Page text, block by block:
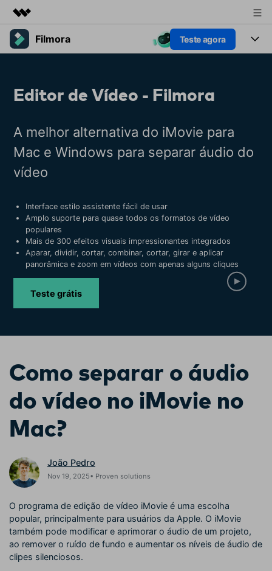
Produtos em destaque
Visão geral
Sobre nós
Sala de imprensa
Filmora Teste agora
Plataformas
Recursos criativos
IA
Vídeo/Imagem
Áudio
Textos
Soluções
Filmora para
Prompts de Vídeo
Mais de 100 prompts
populares para gerar vídeos
semelhantes em segundos
Tendências de Vídeo
tendências de marketing de
vídeo em 2025
Enciclopédia de Vídeo
Hub de Criadores
ilimitada com o Hub de
Criadores
Efeitos Especiais DIY
profissionais por conta própria
Comunidade
Blog
Fale conosco
Estamos aqui para ajudar
Histórias de clientes
Veja como nossos clientes
alcançam sucesso
Suporte
Saiba mais
Preços
Buscar
Editor de Vídeo - Filmora
A melhor alternativa do iMovie para
Mac e Windows para separar áudio do
vídeo
Interface estilo assistente fácil de usar
Amplo suporte para quase todos os formatos de vídeo
populares
Mais de 300 efeitos visuais impressionantes integrados
Aparar, dividir, cortar, combinar, cortar, girar e aplicar
panorâmica e zoom em vídeos com apenas alguns cliques
Teste grátis
Como separar o áudio
do vídeo no iMovie no
Mac?
João Pedro
Nov 19, 2025• Proven solutions
O programa de edição de vídeo iMovie é uma escolha
popular, principalmente para usuários da Apple. O iMovie
também pode modificar e aprimorar o áudio de um projeto,
ao remover o ruído de fundo e aumentar os níveis de áudio de
clipes silenciosos.